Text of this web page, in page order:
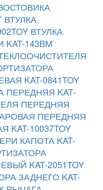
ВТУЛКА
ВТУЛКА
143BM
KAT-0841TOY
KAT-
ПЕРЕДНЯЯ
ПЕРЕДНЯЯ
10037TOY
КАПОТА KAT-
KAT-2051TOY
ЗАДНЕГО KAT-